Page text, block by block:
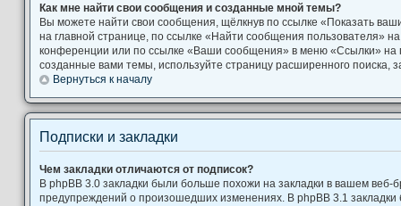
Как мне найти свои сообщения и созданные мной темы?
Вы можете найти свои сообщения, щёлкнув по ссылке «Показать
на главной странице, по ссылке «Найти сообщения пользователя»
конференции или по ссылке «Ваши сообщения» в меню «Ссылки» на
созданные вами темы, используйте страницу расширенного поиска,
Вернуться к началу
Подписки и закладки
Чем закладки отличаются от подписок?
В phpBB 3.0 закладки были больше похожи на закладки в вашем веб-
предупреждений о произошедших изменениях. В phpBB 3.1